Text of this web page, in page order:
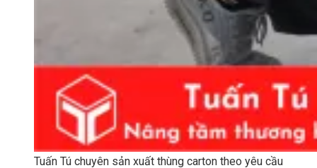
Tuấn Tú chuyên sản xuất thùng carton theo yêu cầu